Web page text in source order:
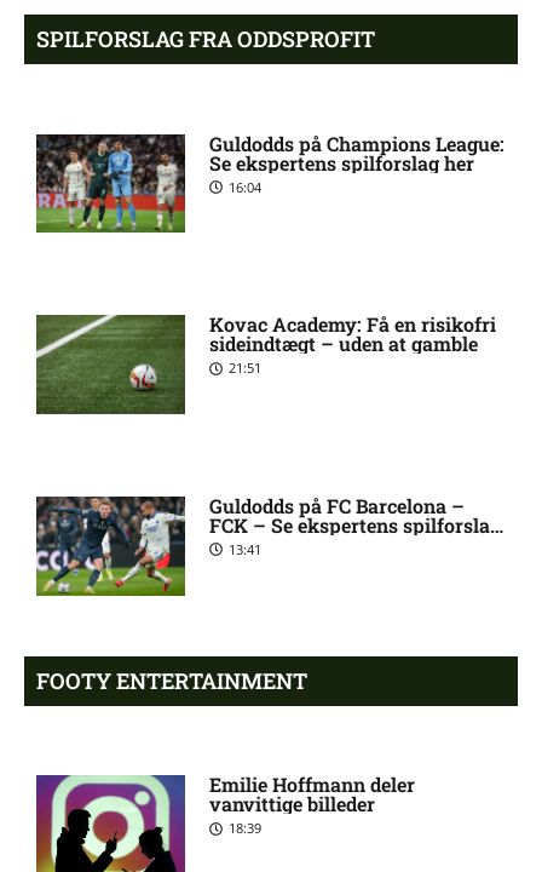
Atlético forbereder bud på
Tottenham-anfører
10:23 pm
målmand til Spanien
Roma enig med Atlético om
Chelsea sælger Chalobah til
Como
10:06 pm
Salah lander i Tyrkiet til
chokskifte
10:00 pm
KFUM Oslo: Optakt,
forventede opstillinger,
skader og karantæner
[2026/08/07]
SPILFORSLAG FRA ODDSPROFIT
Guldodds på Champions League:
Se ekspertens spilforslag her
16:04
Kovac Academy: Få en risikofri
sideindtægt – uden at gamble
21:51
Guldodds på FC Barcelona –
FCK – Se ekspertens spilforslag
her13:41
FOOTY ENTERTAINMENT
Emilie Hoffmann deler
vanvittige billeder
18:39